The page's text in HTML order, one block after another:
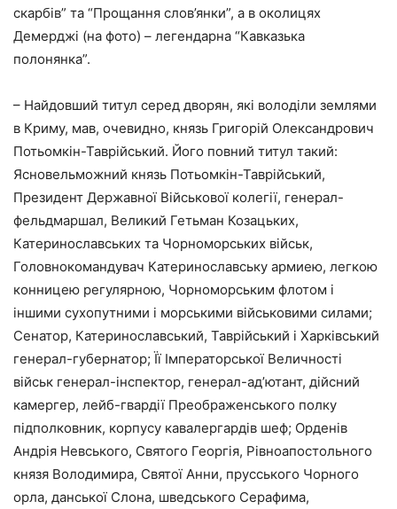
скарбів” та “Прощання слов’янки”, а в околицях
Демерджі (на фото) – легендарна “Кавказька
полонянка”.
– Найдовший титул серед дворян, які володіли землями
в Криму, мав, очевидно, князь Григорій Олександрович
Потьомкін-Таврійський. Його повний титул такий:
Ясновельможний князь Потьомкін-Таврійський,
Президент Державної Військової колегії, генерал-
фельдмаршал, Великий Гетьман Козацьких,
Катеринославських та Чорноморських військ,
Головнокомандувач Катеринославську армиею, легкою
конницею регулярною, Чорноморським флотом і
іншими сухопутними і морськими військовими силами;
Сенатор, Катеринославський, Таврійський і Харківський
генерал-губернатор; Її Імператорської Величності
військ генерал-інспектор, генерал-ад’ютант, дійсний
камергер, лейб-гвардії Преображенського полку
підполковник, корпусу кавалергардів шеф; Орденів
Андрія Невського, Святого Георгія, Рівноапостольного
князя Володимира, Святої Анни, прусського Чорного
орла, данської Слона, шведського Серафима,